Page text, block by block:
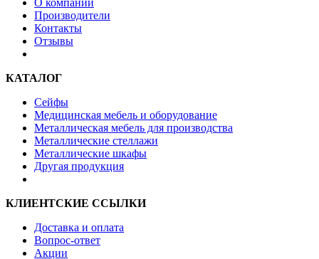
О компании
Производители
Контакты
Отзывы
КАТАЛОГ
Сейфы
Медицинская мебель и оборудование
Металлическая мебель для производства
Металлические стеллажи
Металлические шкафы
Другая продукция
КЛИЕНТСКИЕ ССЫЛКИ
Доставка и оплата
Вопрос-ответ
Акции